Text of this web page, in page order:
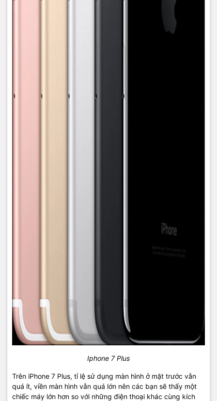
Iphone 7 Plus
Trên iPhone 7 Plus, tỉ lệ sử dụng màn hình ở mặt trước vẫn
quá ít, viền màn hình vẫn quá lớn nên các bạn sẽ thấy một
chiếc máy lớn hơn so với những điện thoại khác cùng kích